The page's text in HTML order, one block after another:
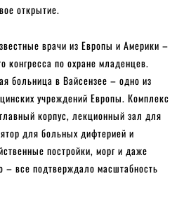
открытие.
врачи из Европы и Америки –
конгресса по охране младенцев.
больница в Вайсензее – одно из
учреждений Европы. Комплекс
корпус, лекционный зал для
для больных дифтерией и
постройки, морг и даже
все подтверждало масштабность